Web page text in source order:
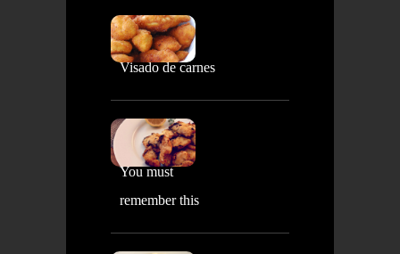
Visado de carnes
You must
remember this